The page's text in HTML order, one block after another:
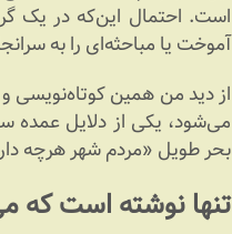
است. احتمال این‌که در یک
آموخت یا مباحثه‌ای را به
از دید من همین کوتاه‌نویسی
می‌شود، یکی از دلایل
بحر طویل «مردم شهر هرچه
تنها نوشته است که